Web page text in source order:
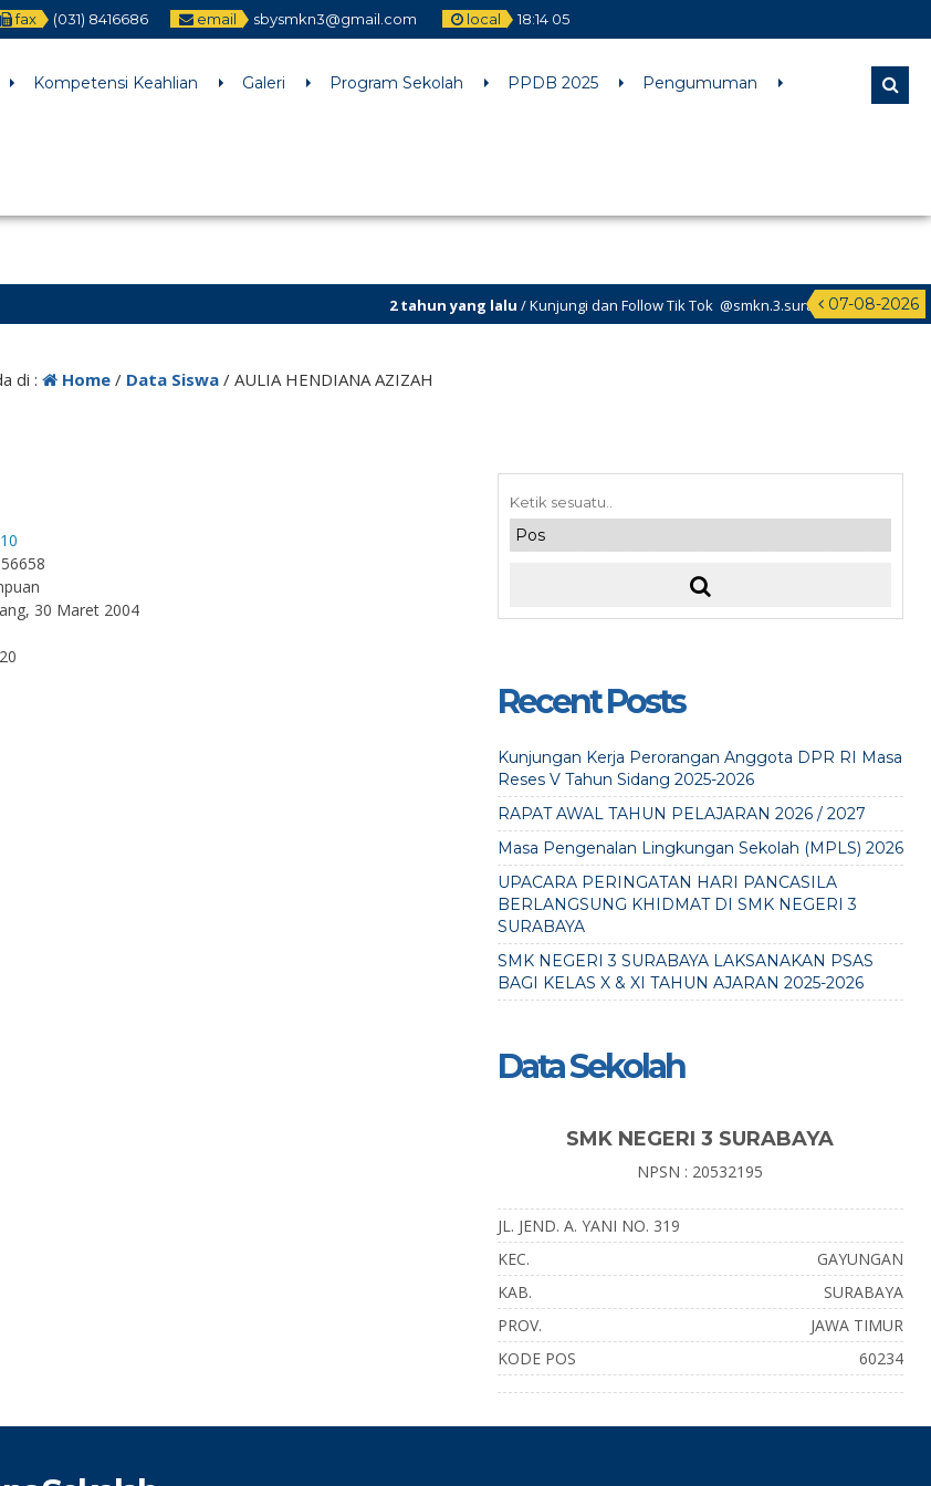
that is deprecatedsince version 6.9.0! IE conditional comments are ignored by all supported browsers. in
fax (031) 8416686 email sbysmkn3@gmail.com local 18:14 06
Kompetensi Keahlian Galeri Program Sekolah PPDB 2025 Pengumuman
07-08-2026
2 tahun yang lalu/ Kunjungi dan Follow Tik Tok @smkn.3.surabaya untuk info info
di : Home / Data Siswa / AULIA HENDIANA AZIZAH
30 Maret 2004
Recent Posts
Kunjungan Kerja Perorangan Anggota DPR RI Masa
Reses V Tahun Sidang 2025-2026
RAPAT AWAL TAHUN PELAJARAN 2026 / 2027
Masa Pengenalan Lingkungan Sekolah (MPLS) 2026
UPACARA PERINGATAN HARI PANCASILA
BERLANGSUNG KHIDMAT DI SMK NEGERI 3
SURABAYA
SMK NEGERI 3 SURABAYA LAKSANAKAN PSAS
BAGI KELAS X & XI TAHUN AJARAN 2025-2026
Data Sekolah
SMK NEGERI 3 SURABAYA
NPSN : 20532195
JL. JEND. A. YANI NO. 319
KEC.
GAYUNGAN
KAB.
SURABAYA
PROV.
JAWA TIMUR
KODE POS
60234